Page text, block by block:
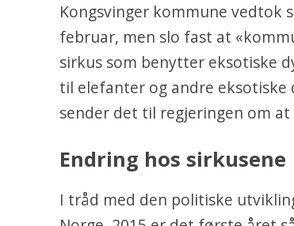
Kongsvinger kommune vedtok
februar, men slo fast at
sirkus som benytter eksotiske
til elefanter og andre eksotiske
sender det til regjeringen om
Endring hos sirkusene
I tråd med den politiske